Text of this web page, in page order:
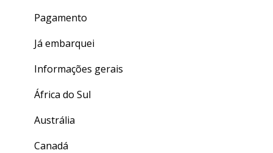
Pagamento
Já embarquei
Informações gerais
África do Sul
Austrália
Canadá